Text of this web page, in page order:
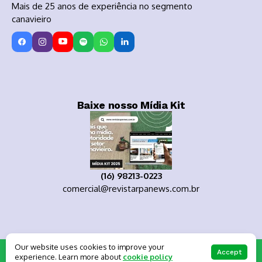
Mais de 25 anos de experiência no segmento
canavieiro
Baixe nosso Mídia Kit
(16) 98213-0223
comercial@revistarpanews.com.br
Copyright 2025
Our website uses cookies to improve your
experience. Learn more about cookie policy Accept